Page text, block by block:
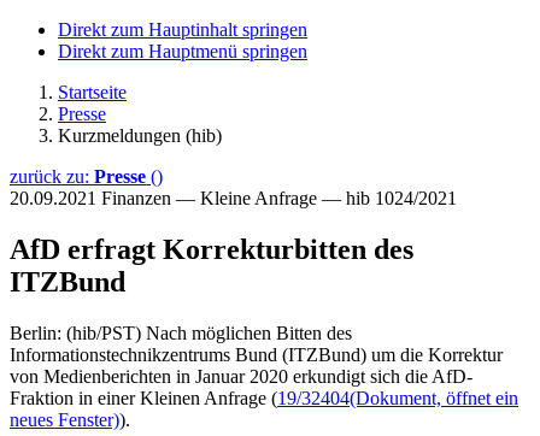
Direkt zum Hauptinhalt springen
Direkt zum Hauptmenü springen
Startseite
Presse
Kurzmeldungen (hib)
zurück zu: Presse ()
20.09.2021 Finanzen — Kleine Anfrage — hib 1024/2021
AfD erfragt Korrekturbitten des
ITZBund
Berlin: (hib/PST) Nach möglichen Bitten des
Informationstechnikzentrums Bund (ITZBund) um die Korrektur
von Medienberichten in Januar 2020 erkundigt sich die AfD-
Fraktion in einer Kleinen Anfrage (19/32404(Dokument, öffnet ein
neues Fenster)).